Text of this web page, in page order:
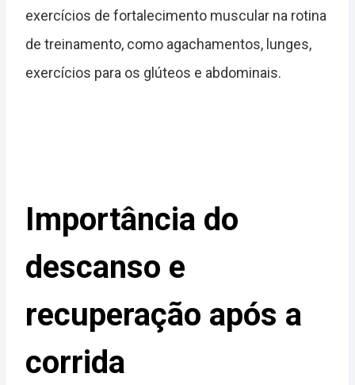
exercícios de fortalecimento muscular na rotina
de treinamento, como agachamentos, lunges,
exercícios para os glúteos e abdominais.
Importância do
descanso e
recuperação após a
corrida